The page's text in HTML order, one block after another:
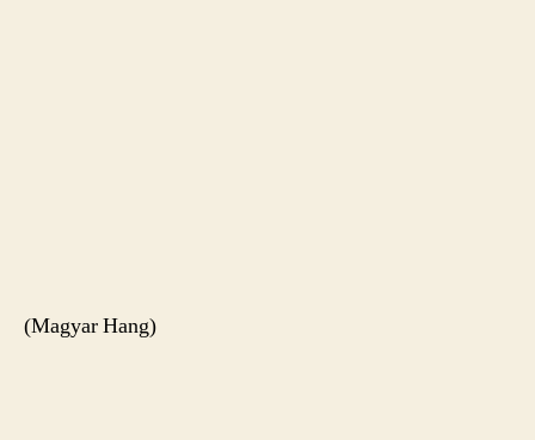
(Magyar Hang)